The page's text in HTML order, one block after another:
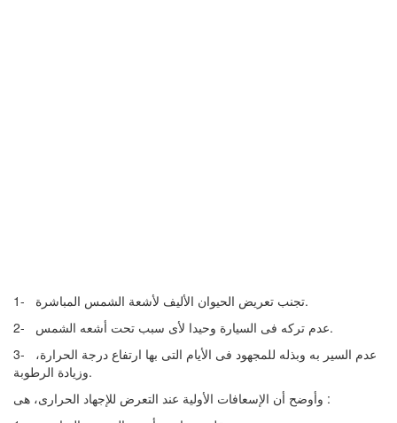
1- تجنب تعريض الحيوان الأليف لأشعة الشمس المباشرة.
2- عدم تركه فى السيارة وحيدا لأى سبب تحت أشعه الشمس.
3- عدم السير به وبذله للمجهود فى الأيام التى بها ارتفاع درجة الحرارة،
وزيادة الرطوبة.
وأوضح أن الإسعافات الأولية عند التعرض للإجهاد الحرارى، هى :